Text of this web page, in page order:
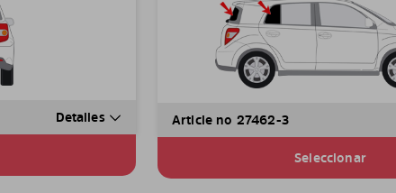
Detalles Article no 27462-3
Seleccionar